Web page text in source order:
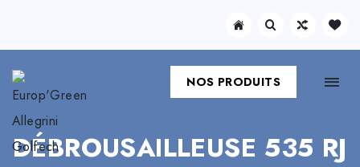
NOS PRODUITS
DÉBROUSAILLEUSE 535 RJ